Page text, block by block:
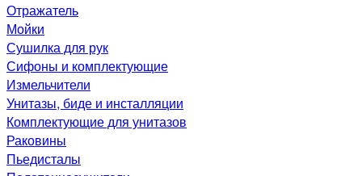
Отражатель
Мойки
Сушилка для рук
Сифоны и комплектующие
Измельчители
Унитазы, биде и инсталляции
Комплектующие для унитазов
Раковины
Пьедисталы